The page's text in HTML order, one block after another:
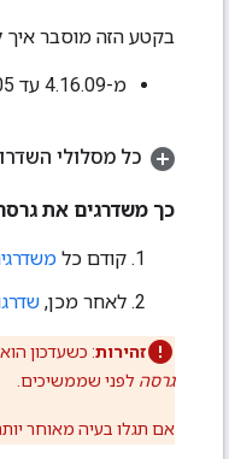
בקטע הזה מוסבר
מ-4.16.09 עד 4.18.05
כל מסלולי
כך משדרגים את גרסה 4.16.09 ל-
קודם כל משדרגים את
לאחר מכן, שדרגו מ-
זהירות: כשעדכון הוא
גרסה לפני שממשיכים.
אם תגלו בעיה מאוחר